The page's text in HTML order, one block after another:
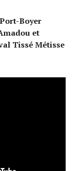
Boyer
et
Tissé Métisse